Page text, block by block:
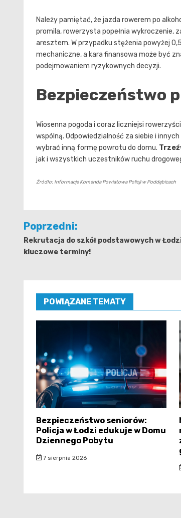
Należy pamiętać, że jazda rowerem po
promila, rowerzysta popełnia wykroczenie,
aresztem. W przypadku stężenia powyżej
mechaniczne, a kara finansowa może być
podejmowaniem ryzykownych decyzji.
Bezpieczeństwo
Wiosenna pogoda i coraz liczniejsi
wspólną. Odpowiedzialność za siebie i
wybrać inną formę powrotu do domu.
jak i wszystkich uczestników ruchu
Źródło: Informacje Komenda Powiatowa Policji w Poddębicach
Nawigacja
wpisu
Poprzedni:
Rekrutacja do szkół podstawowych w
kluczowe terminy!
POWIĄZANE TEMATY
Bezpieczeństwo seniorów:
Policja w Łodzi edukuje w Domu
Dziennego Pobytu
7 sierpnia 2026